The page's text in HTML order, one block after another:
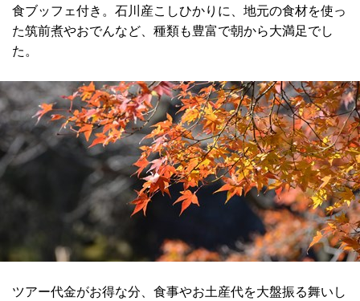
食ブッフェ付き。石川産こしひかりに、地元の食材を使っ
た筑前煮やおでんなど、種類も豊富で朝から大満足でし
た。
ツアー代金がお得な分、食事やお土産代を大盤振る舞いし